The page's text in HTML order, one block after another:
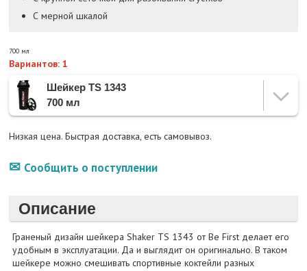
С мерной шкалой
700 мл
Вариантов: 1
Шейкер TS 1343
700 мл
Низкая цена. Быстрая доставка, есть самовывоз.
Сообщить о поступлении
Описание
Граненый дизайн шейкера Shaker TS 1343 от Be First делает его
удобным в эксплуатации. Да и выглядит он оригинально. В таком
шейкере можно смешивать спортивные коктейли разных